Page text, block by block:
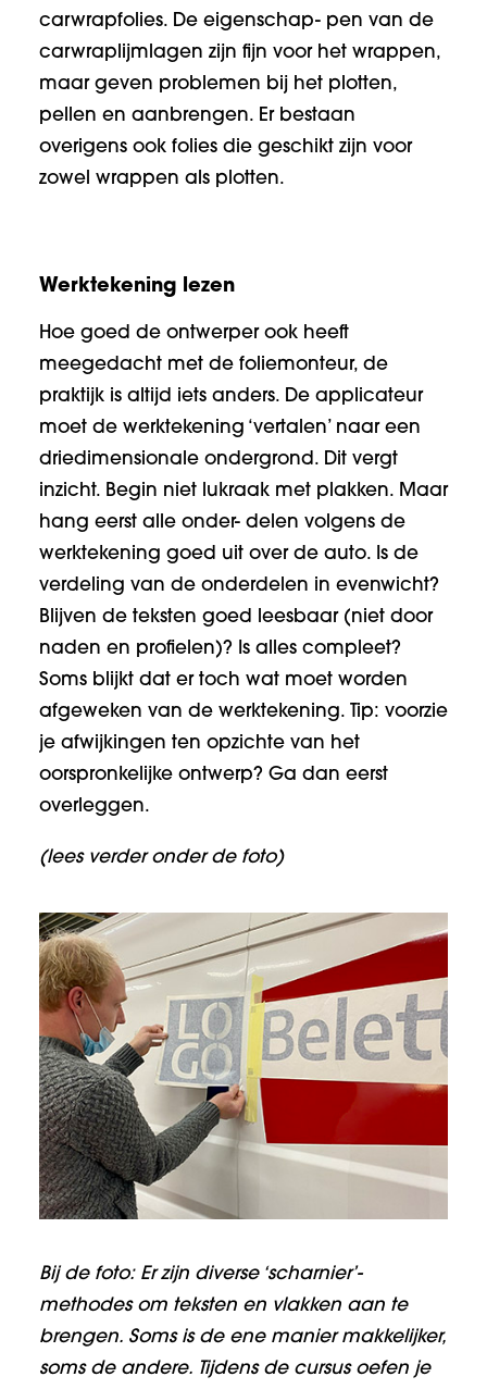
carwrapfolies. De eigenschap- pen van de
carwraplijmlagen zijn fijn voor het wrappen,
maar geven problemen bij het plotten,
pellen en aanbrengen. Er bestaan
overigens ook folies die geschikt zijn voor
zowel wrappen als plotten.
Werktekening lezen
Hoe goed de ontwerper ook heeft
meegedacht met de foliemonteur, de
praktijk is altijd iets anders. De applicateur
moet de werktekening ‘vertalen’ naar een
driedimensionale ondergrond. Dit vergt
inzicht. Begin niet lukraak met plakken. Maar
hang eerst alle onder- delen volgens de
werktekening goed uit over de auto. Is de
verdeling van de onderdelen in evenwicht?
Blijven de teksten goed leesbaar (niet door
naden en profielen)? Is alles compleet?
Soms blijkt dat er toch wat moet worden
afgeweken van de werktekening. Tip: voorzie
je afwijkingen ten opzichte van het
oorspronkelijke ontwerp? Ga dan eerst
overleggen.
(lees verder onder de foto)
Bij de foto: Er zijn diverse ‘scharnier’-
methodes om teksten en vlakken aan te
brengen. Soms is de ene manier makkelijker,
soms de andere. Tijdens de cursus oefen je